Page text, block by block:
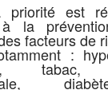
priorité est
à la
facteurs de
:
tabac,